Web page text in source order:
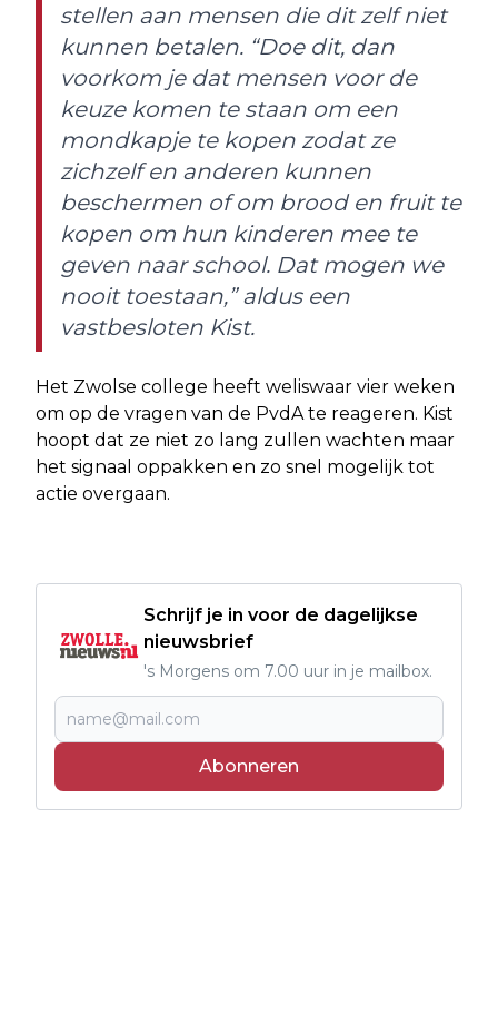
stellen aan mensen die dit zelf niet
kunnen betalen. “Doe dit, dan
voorkom je dat mensen voor de
keuze komen te staan om een
mondkapje te kopen zodat ze
zichzelf en anderen kunnen
beschermen of om brood en fruit te
kopen om hun kinderen mee te
geven naar school. Dat mogen we
nooit toestaan,” aldus een
vastbesloten Kist.
Het Zwolse college heeft weliswaar vier weken
om op de vragen van de PvdA te reageren. Kist
hoopt dat ze niet zo lang zullen wachten maar
het signaal oppakken en zo snel mogelijk tot
actie overgaan.
Schrijf je in voor de dagelijkse
nieuwsbrief
's Morgens om 7.00 uur in je mailbox.
Abonneren